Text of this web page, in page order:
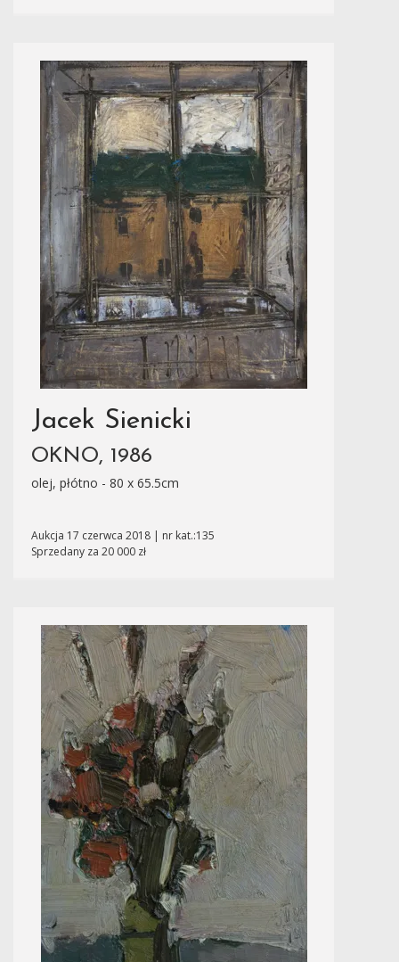
Jacek Sienicki
OKNO, 1986
olej, płótno - 80 x 65.5cm
Aukcja 17 czerwca 2018 | nr kat.:135
Sprzedany za 20 000 zł